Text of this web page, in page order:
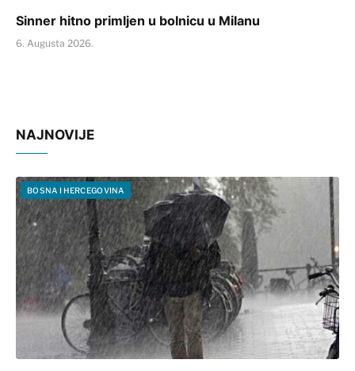
Sinner hitno primljen u bolnicu u Milanu
6. Augusta 2026.
NAJNOVIJE
BOSNA I HERCEGOVINA